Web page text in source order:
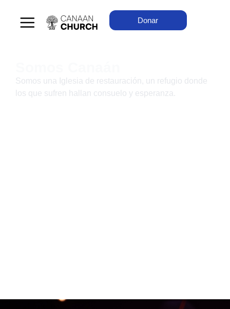
Donar
Somos una Iglesia de restauración, un refugio donde
los que sufren hallan consuelo y esperanza.